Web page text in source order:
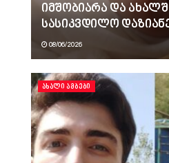
იმშობიარა და
სასიკვდილო
08/06/2026
ᲐᲮᲐᲚᲘ ᲐᲛᲑᲔᲑᲘ